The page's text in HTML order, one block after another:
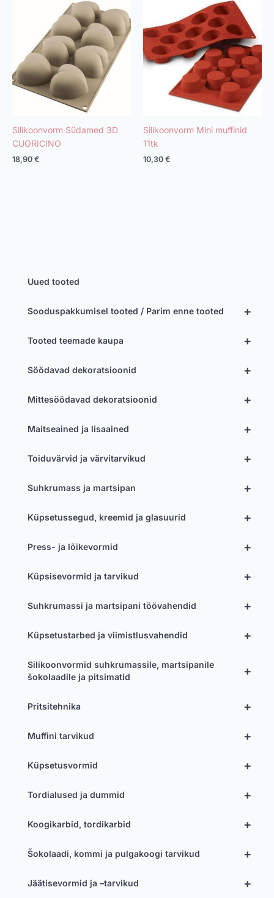
Uued tooted
+
Sooduspakkumisel tooted / Parim enne tooted
+
Tooted teemade kaupa
+
Söödavad dekoratsioonid
+
Mittesöödavad dekoratsioonid
+
Maitseained ja lisaained
+
Toiduvärvid ja värvitarvikud
+
Suhkrumass ja martsipan
+
Küpsetussegud, kreemid ja glasuurid
+
Press- ja lõikevormid
+
Küpsisevormid ja tarvikud
+
Suhkrumassi ja martsipani töövahendid
+
Küpsetustarbed ja viimistlusvahendid
+
Silikoonvormid suhkrumassile, martsipanile
šokolaadile ja pitsimatid
+
Pritsitehnika
+
Muffini tarvikud
+
Küpsetusvormid
+
Tordialused ja dummid
+
Koogikarbid, tordikarbid
+
Šokolaadi, kommi ja pulgakoogi tarvikud
+
Jäätisevormid ja –tarvikud
Silikoonvorm Südamed 3D
CUORICINO
18,90 €
Silikoonvorm Mini muffinid
11tk
10,30 €